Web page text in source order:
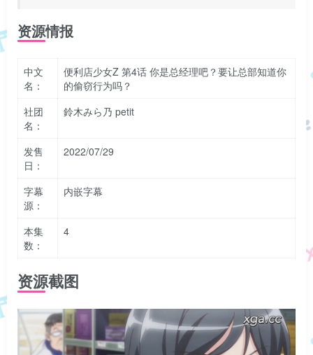
资源情报
中文
名：
便利店少女Z 第4话 你是总经理吧？要让总部知道你
的偷窃行为吗？
社团
名：
鈴木みら乃 petit
发售
日：
2022/07/29
字幕
源：
内嵌字幕
本集
数：
4
资源截图